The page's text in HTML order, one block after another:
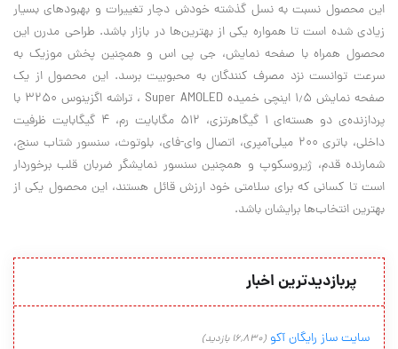
این محصول نسبت به نسل گذشته خودش دچار تغییرات و بهبودهای بسیار
زیادی شده است تا همواره یکی از بهترین‌ها در بازار باشد. طراحی مدرن این
محصول همراه با صفحه نمایش، جی پی اس و همچنین پخش موزیک به
سرعت توانست نزد مصرف کنندگان به محبوبیت برسد. این محصول از یک
صفحه نمایش ۱٫۵ اینچی خمیده Super AMOLED ، تراشه اگزینوس ۳۲۵۰ با
پردازنده‌ی دو هسته‌ای ۱ گیگاهرتزی، ۵۱۲ مگابایت رم، ۴ گیگابایت ظرفیت
داخلی، باتری ۲۰۰ میلی‌آمپری، اتصال وای-فای، بلوتوث، سنسور شتاب سنج،
شمارنده قدم، ژیروسکوپ و همچنین سنسور نمایشگر ضربان قلب برخوردار
است تا کسانی که برای سلامتی خود ارزش قائل هستند، این محصول یکی از
بهترین انتخاب‌ها برایشان باشد.
پربازدیدترین اخبار
سایت ساز رایگان آکو (16,830 بازدید)